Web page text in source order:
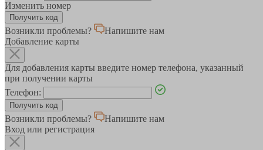
Изменить номер
Возникли проблемы?
Напишите нам
Добавление карты
Для добавления карты введите номер телефона, указанный
при получении карты
Телефон:
Возникли проблемы?
Напишите нам
Вход или регистрация